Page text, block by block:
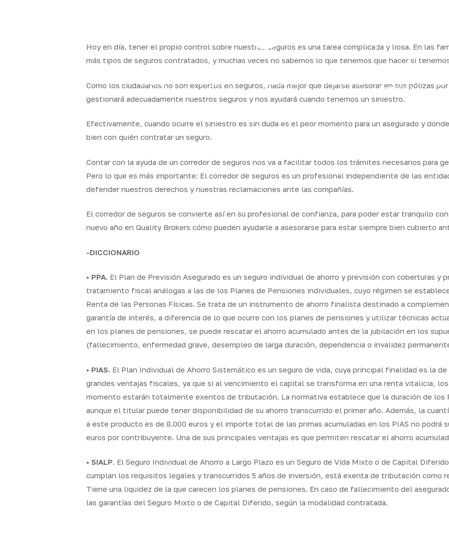
Quality
Seguros
particulares
Seguros
empresas
Calcula tu
precio
Servicios
QB
Hoy en día, tener el propio control sobre nuestros seguros es una tarea complicada y liosa. En las
más tipos de seguros contratados, y muchas veces no sabemos lo que tenemos que hacer si
Como los ciudadanos no son expertos en seguros, nada mejor que dejarse asesorar en sus pólizas
gestionará adecuadamente nuestros seguros y nos ayudará cuando tenemos un siniestro.
Efectivamente, cuando ocurre el siniestro es sin duda es el peor momento para un asegurado y
bien con quién contratar un seguro.
Contar con la ayuda de un corredor de seguros nos va a facilitar todos los trámites necesarios para
Pero lo que es más importante: El corredor de seguros es un profesional independiente de las
defender nuestros derechos y nuestras reclamaciones ante las compañías.
El corredor de seguros se convierte así en su profesional de confianza, para poder estar tranquilo
nuevo año en Quality Brokers cómo pueden ayudarle a asesorarse para estar siempre bien cubierto
-DICCIONARIO
• PPA. El Plan de Previsión Asegurado es un seguro individual de ahorro y previsión con coberturas
tratamiento fiscal análogas a las de los Planes de Pensiones individuales, cuyo régimen se
Renta de las Personas Físicas. Se trata de un instrumento de ahorro finalista destinado a
garantía de interés, a diferencia de lo que ocurre con los planes de pensiones y utilizar técnicas
en los planes de pensiones, se puede rescatar el ahorro acumulado antes de la jubilación en los
(fallecimiento, enfermedad grave, desempleo de larga duración, dependencia o invalidez
• PIAS. El Plan Individual de Ahorro Sistemático es un seguro de vida, cuya principal finalidad es la
grandes ventajas fiscales, ya que si al vencimiento el capital se transforma en una renta vitalicia,
momento estarán totalmente exentos de tributación. La normativa establece que la duración de los
aunque el titular puede tener disponibilidad de su ahorro transcurrido el primer año. Además, la
a este producto es de 8.000 euros y el importe total de las primas acumuladas en los PIAS no podrá
euros por contribuyente. Una de sus principales ventajas es que permiten rescatar el ahorro
• SIALP. El Seguro Individual de Ahorro a Largo Plazo es un Seguro de Vida Mixto o de Capital
cumplan los requisitos legales y transcurridos 5 años de inversión, está exenta de tributación como
Tiene una liquidez de la que carecen los planes de pensiones. En caso de fallecimiento del
las garantías del Seguro Mixto o de Capital Diferido, según la modalidad contratada.